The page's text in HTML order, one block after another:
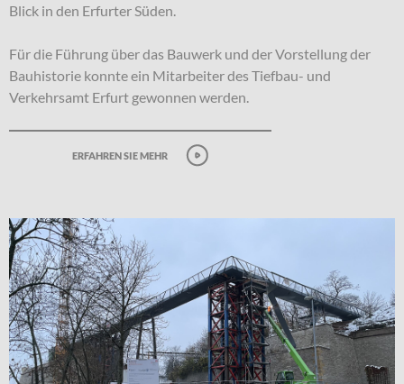
Blick in den Erfurter Süden.
Für die Führung über das Bauwerk und der Vorstellung der
Bauhistorie konnte ein Mitarbeiter des Tiefbau- und
Verkehrsamt Erfurt gewonnen werden.
erfahren sie mehr